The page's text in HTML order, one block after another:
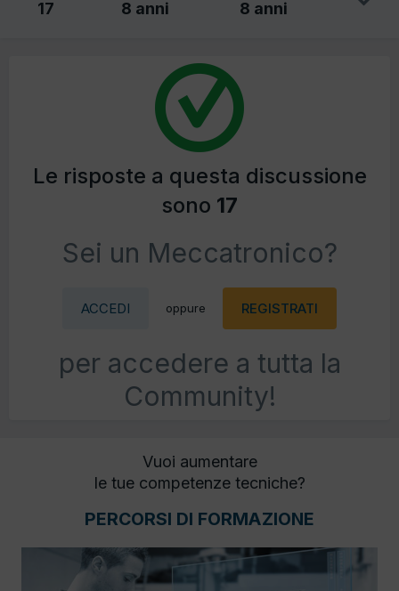
17 8 anni 8 anni
Le risposte a questa discussione
sono 17
Sei un Meccatronico?
ACCEDI oppure REGISTRATI
per accedere a tutta la
Community!
Vuoi aumentare
le tue competenze tecniche?
PERCORSI DI FORMAZIONE